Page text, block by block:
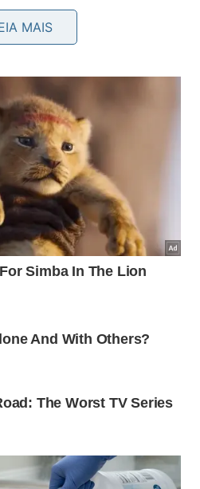
representa um salto
Essa conservação
necessário para que as
a forma como
solar em valiosos
pode
MAIS